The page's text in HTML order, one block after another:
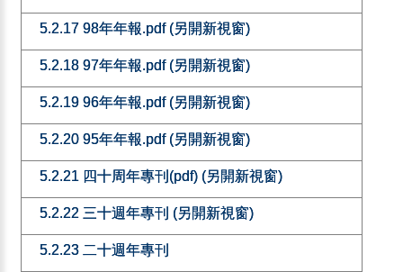
5.2.17 98年年報.pdf (另開新視窗)
5.2.18 97年年報.pdf (另開新視窗)
5.2.19 96年年報.pdf (另開新視窗)
5.2.20 95年年報.pdf (另開新視窗)
5.2.21 四十周年專刊(pdf) (另開新視窗)
5.2.22 三十週年專刊 (另開新視窗)
5.2.23 二十週年專刊